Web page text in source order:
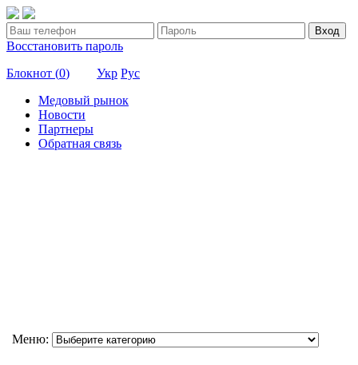
Вход
Восстановить пароль
Блокнот (0) Укр Рус
Медовый рынок
Новости
Партнеры
Обратная связь
Меню: